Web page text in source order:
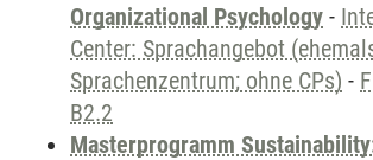
Organizational Psychology -
Center: Sprachangebot
Sprachenzentrum; ohne CPs) -
B2.2
Masterprogramm